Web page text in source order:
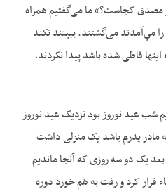
مصدق کجاست؟» ما می‌‌‌‌گفتیم همراه
می‌‌‌‌گشتند. ببینند نکند
قاطی شده باشد پیدا نکردند،
شب عید نوروز بود نزدیک عید نوروز
مادر پدرم باشد یک منزلی داشت
بعد یک دو سه روزی که آنجا ماندیم
فرار کرد و رفت به هم خورد دوره